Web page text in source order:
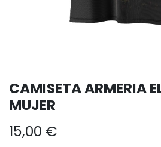
CAMISETA ARMERIA
MUJER
15,00 €